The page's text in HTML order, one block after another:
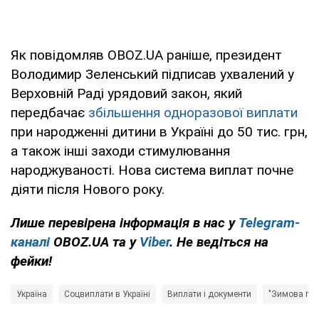
Як повідомляв OBOZ.UA раніше, президент
Володимир Зеленський підписав ухвалений у
Верховній Раді урядовий закон, який
передбачає збільшення одноразової виплати
при народженні дитини в Україні до 50 тис. грн,
а також інші заходи стимулювання
народжуваності. Нова система виплат почне
діяти після Нового року.
Лише перевірена інформація в нас у Telegram-
каналі OBOZ.UA та у Viber. Не ведіться на
фейки!
Україна Соцвиплати в Україні Виплати і документи "Зимова